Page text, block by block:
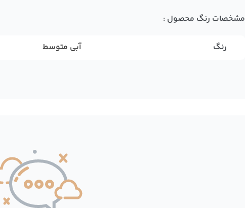
مشخصات رنگ محصول :
رنگ آبی متوسط